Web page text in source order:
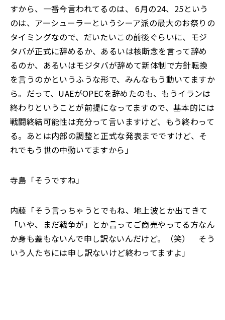
すから、一番今言われてるのは、 6月の24、25という
のは、アーシューラーというシーア派の最大のお祭りの
タイミングなので、だいたいこの前後ぐらいに、モジ
タバが正式に辞めるか、あるいは核断念を言って辞め
るのか、あるいはモジタバが辞めて新体制で方針転換
を言うのかというふうな形で、みんなもう動いてますか
ら。だって、UAEがOPECを辞めたのも、もうイランは
終わりということが前提になってますので、基本的には
戦闘終結可能性は充分って言いますけど、もう終わって
る。あとは内部の調整と正式な発表までですけど、そ
れでもう世の中動いてますから」
寺島「そうですね」
内藤「そう言っちゃうとでもね、地上波とか出てきて
「いや、まだ戦争が」とか言ってご商売やってる方なん
か身も蓋もないんで申し訳ないんだけど。（笑） そう
いう人たちには申し訳ないけど終わってますよ」